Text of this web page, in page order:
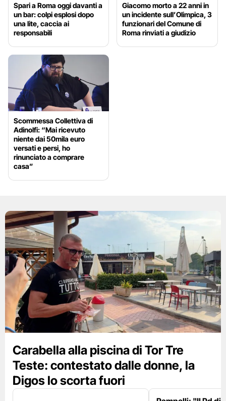
Spari a Roma oggi davanti a
un bar: colpi esplosi dopo
una lite, caccia ai
responsabili
Giacomo morto a 22 anni in
un incidente sull’Olimpica, 3
funzionari del Comune di
Roma rinviati a giudizio
Scommessa Collettiva di
Adinolfi: “Mai ricevuto
niente dai 50mila euro
versati e persi, ho
rinunciato a comprare
casa”
Carabella alla piscina di Tor Tre
Teste: contestato dalle donne, la
Digos lo scorta fuori